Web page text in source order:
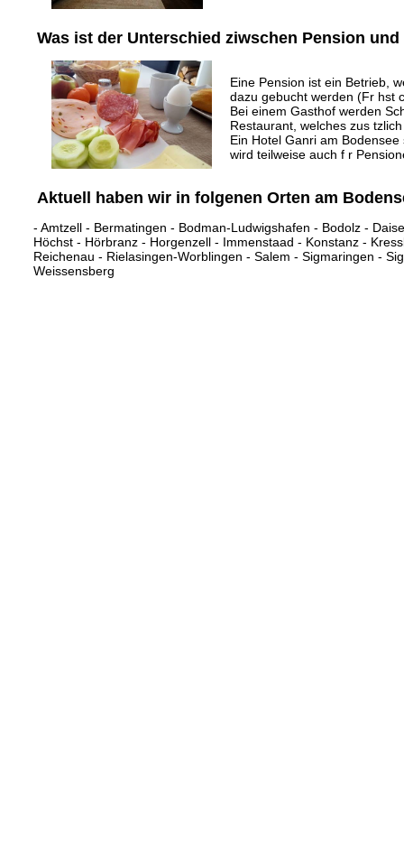
Was ist der Unterschied ziwschen Pension
Eine Pension ist ein Betrieb,
dazu gebucht werden (Fr hst
Bei einem Gasthof werden
Restaurant, welches zus
Ein Hotel Ganri am
wird teilweise auch f r
Aktuell haben wir in folgenen Orten am
- Amtzell - Bermatingen - Bodman-Ludwigshafen - Bodolz -
Höchst - Hörbranz - Horgenzell - Immenstaad - Konstanz -
Reichenau - Rielasingen-Worblingen - Salem - Sigmaringen -
Weissensberg